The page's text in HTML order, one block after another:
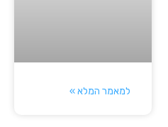
למאמר המלא »